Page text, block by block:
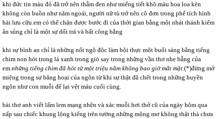
khi đức tin màu đỏ đã trở nên thẫm đen như miếng tiết khô.màu hoa loa kèn
không còn buồn như năm ngoái, người nữ tù trở nên cô đơn trong phế tích hình
hài lưu cữu.em có thể chặn được bước đi của thời gian bằng một nhát thánh kiếm
ân sủng chỉ là một sự dối trá và bất công bằng
khi sự bình an chỉ là những nốt ngộ độc làm bội thực một buổi sáng bằng tiếng
chim non hót trong lá xanh trong gió say trong những vần thơ nhẹ bẫng của
em.những tiếng chim đã hót từ một triệu năm không bao giờ mất mặt.(*)đừng mở
miệng trong sự băng hoại của ngôn từ khi sự thật đã chết trong những huyền
ngôn như con muỗi để lại vệt máu cuối cùng.
bài thơ anh viết lấm lem mạng nhện và xác muỗi.hơi thở cũ của ngày hôm qua
nấp sau chiếc khung lộng kiếng trên tường.những mộng mơ không thật thà chưa